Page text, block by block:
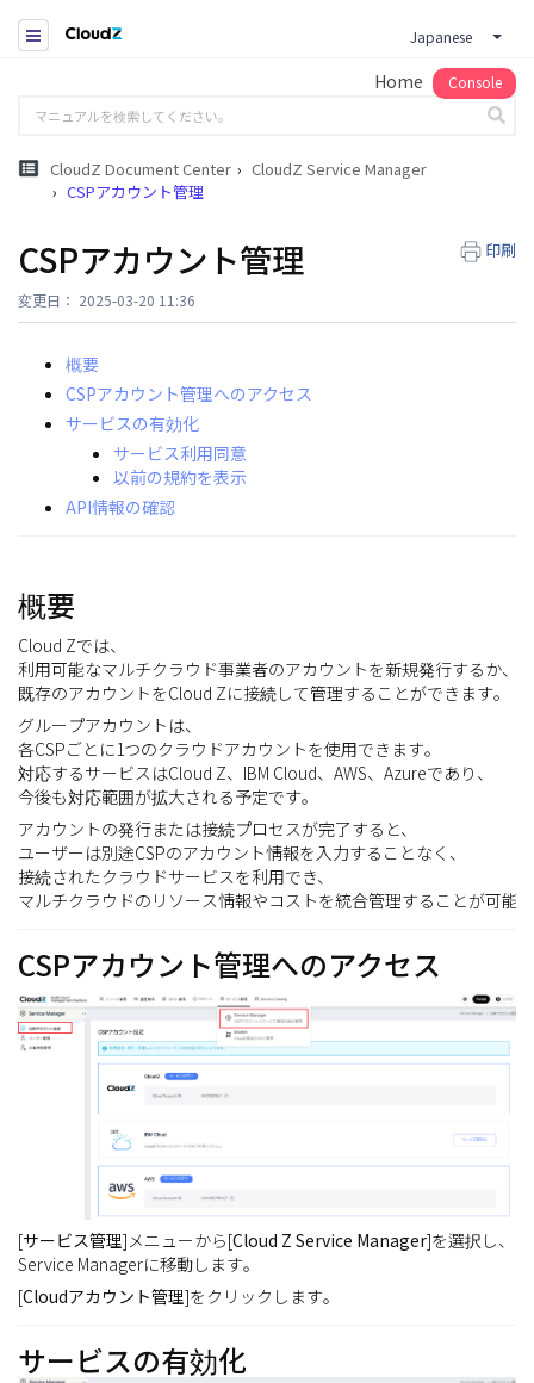
Japanese
Home Console
CloudZ Document Center
CloudZ Service Manager
CSPアカウント管理
CSPアカウント管理 印刷
変更日： 2025-03-20 11:36
概要
CSPアカウント管理へのアクセス
サービスの有効化
サービス利用同意
以前の規約を表示
API情報の確認
概要
Cloud Zでは、
利用可能なマルチクラウド事業者のアカウントを新規発行するか、
既存のアカウントをCloud Zに接続して管理することができます。
グループアカウントは、
各CSPごとに1つのクラウドアカウントを使用できます。
対応するサービスはCloud Z、IBM Cloud、AWS、Azureであり、
今後も対応範囲が拡大される予定です。
アカウントの発行または接続プロセスが完了すると、
ユーザーは別途CSPのアカウント情報を入力することなく、
接続されたクラウドサービスを利用でき、
マルチクラウドのリソース情報やコストを統合管理することが可能
CSPアカウント管理へのアクセス
[サービス管理]メニューから[Cloud Z Service Manager]を選択し、
Service Managerに移動します。
[Cloudアカウント管理]をクリックします。
サービスの有効化